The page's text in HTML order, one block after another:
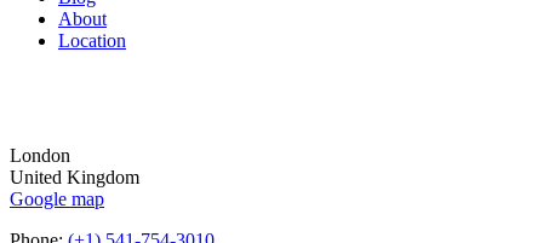
About
Location
London
United Kingdom
Google map